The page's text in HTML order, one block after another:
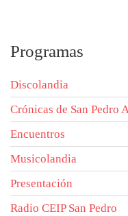
Programas
Discolandia
Crónicas de San Pedro
Encuentros
Musicolandia
Presentación
Radio CEIP San Pedro